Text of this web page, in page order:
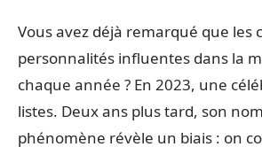
Vous avez déjà remarqué que les
personnalités influentes dans la
chaque année ? En 2023, une
listes. Deux ans plus tard, son
phénomène révèle un biais : on